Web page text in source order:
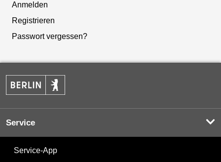
Anmelden
Registrieren
Passwort vergessen?
Service
Service-App